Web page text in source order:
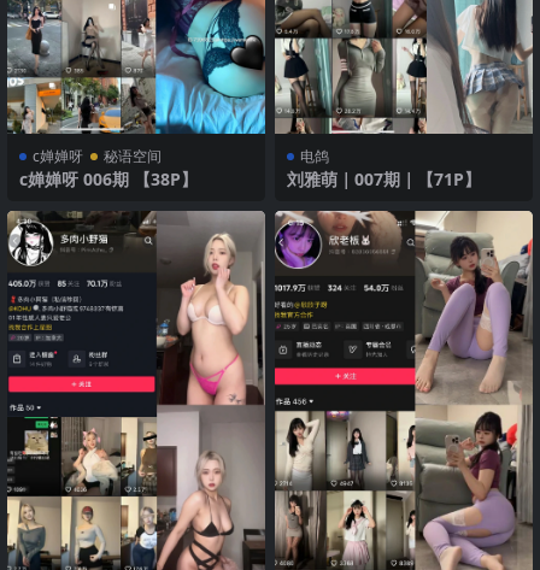
c婵婵呀 秘语空间
c婵婵呀 006期 【38P】
电鸽
刘雅萌｜007期｜【71P】